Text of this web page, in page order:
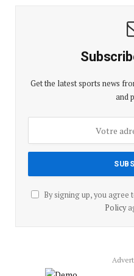
Get the latest sports news
and
By signing up, you agree
Policy